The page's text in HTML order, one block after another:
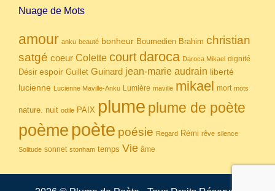
Nuage de Mots
amour anku beauté bonheur Boumedien Brahim christian
satgé coeur Colette court daroca Daroca Mikael dignité
Désir espoir Guillet Guinard jean-marie audrain liberté
lucienne Lucienne Maville-Anku Lumière maville mikael mort mots
nature. nuit odile PAIX plume plume de poète
poème poète poésie Regard Rémi rêve silence
Solitude sonnet stonham temps Vie âme